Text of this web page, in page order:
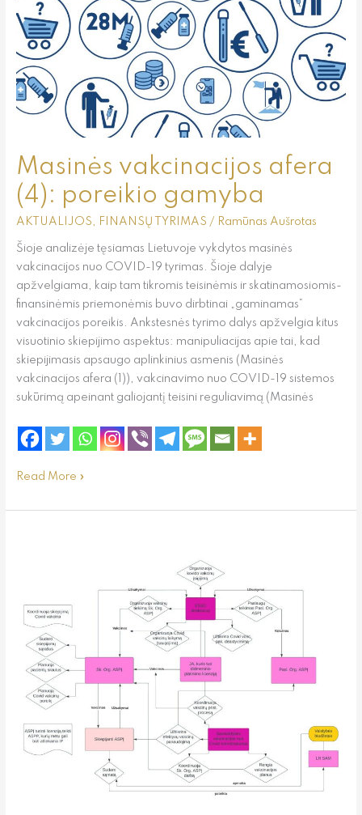
Masinės vakcinacijos afera
(4): poreikio gamyba
AKTUALIJOS, FINANSŲ TYRIMAS / Ramūnas Aušrotas
Šioje analizėje tęsiamas Lietuvoje vykdytos masinės
vakcinacijos nuo COVID-19 tyrimas. Šioje dalyje
apžvelgiama, kaip tam tikromis teisinėmis ir skatinamosiomis-
finansinėmis priemonėmis buvo dirbtinai „gaminamas“
vakcinacijos poreikis. Ankstesnės tyrimo dalys apžvelgia kitus
visuotinio skiepijimo aspektus: manipuliacijas apie tai, kad
skiepijimasis apsaugo aplinkinius asmenis (Masinės
vakcinacijos afera (1)), vakcinavimo nuo COVID-19 sistemos
sukūrimą apeinant galiojantį teisini reguliavimą (Masinės
Read More »